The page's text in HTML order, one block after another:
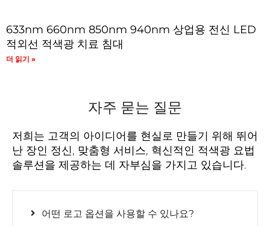
633nm 660nm 850nm 940nm 상업용 전신 LED
적외선 적색광 치료 침대
더 읽기 »
자주 묻는 질문
저희는 고객의 아이디어를 현실로 만들기 위해 뛰어
난 장인 정신, 맞춤형 서비스, 혁신적인 적색광 요법
솔루션을 제공하는 데 자부심을 가지고 있습니다.
어떤 로고 옵션을 사용할 수 있나요?